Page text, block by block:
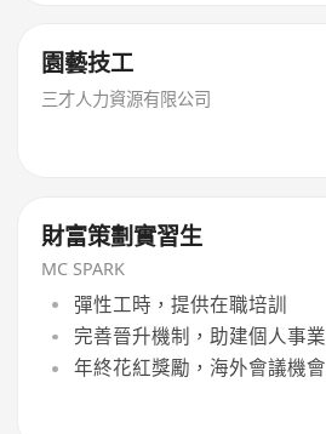
園藝技工
三才人力資源有限公司
財富策劃實習生
MC SPARK
彈性工時，提供在職培訓
完善晉升機制，助建個人事業
年終花紅獎勵，海外會議機會